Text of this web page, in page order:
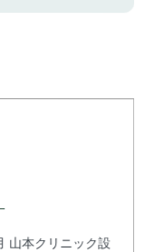
山本クリニック設